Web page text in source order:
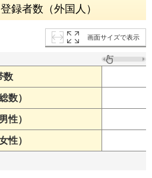
録者数（外国人）
画面サイズで表示
数
数）
性）
性）